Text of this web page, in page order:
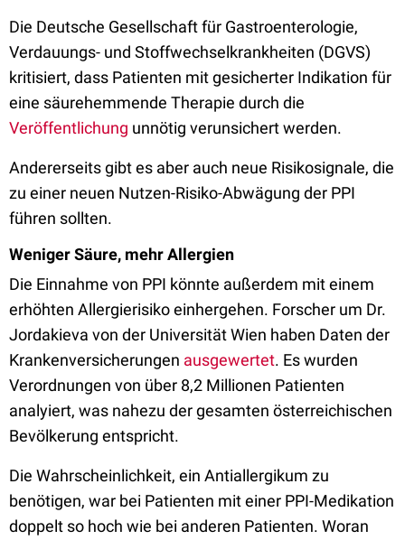
Die Deutsche Gesellschaft für Gastroenterologie,
Verdauungs- und Stoffwechselkrankheiten (DGVS)
kritisiert, dass Patienten mit gesicherter Indikation für
eine säurehemmende Therapie durch die
Veröffentlichung unnötig verunsichert werden.
Andererseits gibt es aber auch neue Risikosignale, die
zu einer neuen Nutzen-Risiko-Abwägung der PPI
führen sollten.
Weniger Säure, mehr Allergien
Die Einnahme von PPI könnte außerdem mit einem
erhöhten Allergierisiko einhergehen. Forscher um Dr.
Jordakieva von der Universität Wien haben Daten der
Krankenversicherungen ausgewertet. Es wurden
Verordnungen von über 8,2 Millionen Patienten
analyiert, was nahezu der gesamten österreichischen
Bevölkerung entspricht.
Die Wahrscheinlichkeit, ein Antiallergikum zu
benötigen, war bei Patienten mit einer PPI-Medikation
doppelt so hoch wie bei anderen Patienten. Woran